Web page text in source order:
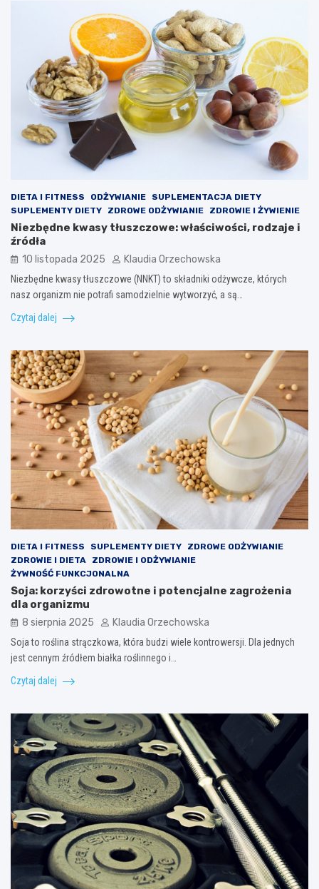
DIETA I FITNESS ODŻYWIANIE
SUPLEMENTACJA DIETY
SUPLEMENTY DIETY
ZDROWE ODŻYWIANIE ZDROWIE I ŻYWIENIE
Niezbędne kwasy tłuszczowe: właściwości, rodzaje i
źródła
10 listopada 2025 Klaudia Orzechowska
Niezbędne kwasy tłuszczowe (NNKT) to składniki odżywcze, których
nasz organizm nie potrafi samodzielnie wytworzyć, a są…
Czytaj dalej
DIETA I FITNESS SUPLEMENTY DIETY
ZDROWE ODŻYWIANIE
ZDROWIE I DIETA
ZDROWIE I ODŻYWIANIE
ŻYWNOŚĆ FUNKCJONALNA
Soja: korzyści zdrowotne i potencjalne zagrożenia
dla organizmu
8 sierpnia 2025 Klaudia Orzechowska
Soja to roślina strączkowa, która budzi wiele kontrowersji. Dla jednych
jest cennym źródłem białka roślinnego i…
Czytaj dalej